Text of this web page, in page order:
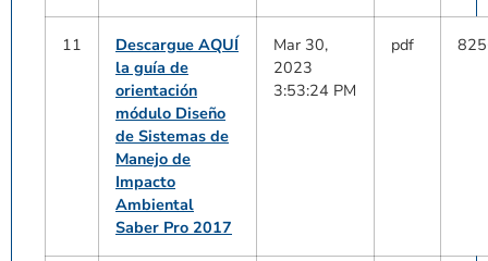
11
Descargue AQUÍ
la guía de
orientación
módulo Diseño
de Sistemas de
Manejo de
Impacto
Ambiental
Saber Pro 2017
Mar 30,
2023
3:53:24 PM
pdf